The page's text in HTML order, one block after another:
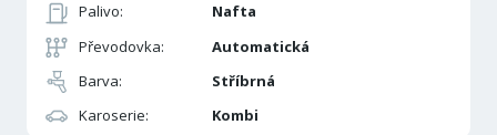
Palivo:
Nafta
Převodovka:
Automatická
Barva:
Stříbrná
Karoserie:
Kombi